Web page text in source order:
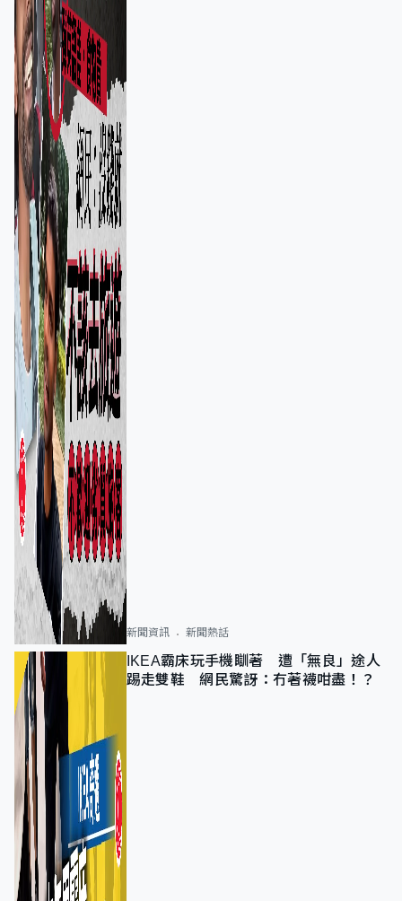
新聞資訊 新聞熱話
IKEA霸床玩手機瞓著 遭「無良」途人
踢走雙鞋 網民驚訝：冇著襪咁盡！？